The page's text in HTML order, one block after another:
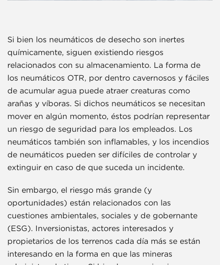
Si bien los neumáticos de desecho son inertes
químicamente, siguen existiendo riesgos
relacionados con su almacenamiento. La forma de
los neumáticos OTR, por dentro cavernosos y fáciles
de acumular agua puede atraer creaturas como
arañas y víboras. Si dichos neumáticos se necesitan
mover en algún momento, éstos podrían representar
un riesgo de seguridad para los empleados. Los
neumáticos también son inflamables, y los incendios
de neumáticos pueden ser difíciles de controlar y
extinguir en caso de que suceda un incidente.
Sin embargo, el riesgo más grande (y
oportunidades) están relacionados con las
cuestiones ambientales, sociales y de gobernante
(ESG). Inversionistas, actores interesados y
propietarios de los terrenos cada día más se están
interesando en la forma en que las mineras